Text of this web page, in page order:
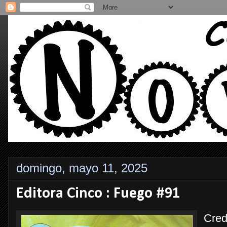
domingo, mayo 11, 2025
Editora Cinco : Fuego #91